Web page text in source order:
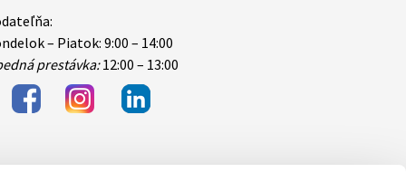
– Piatok: 9:00 – 14:00
prestávka:12:00 – 13:00